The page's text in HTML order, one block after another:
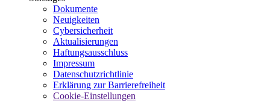
Dokumente
Neuigkeiten
Cybersicherheit
Aktualisierungen
Haftungsausschluss
Impressum
Datenschutzrichtlinie
Erklärung zur Barrierefreiheit
Cookie-Einstellungen